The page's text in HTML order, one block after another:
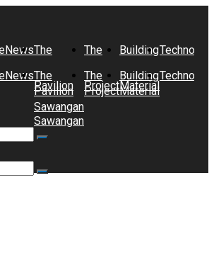
NewsThe
Pavilion
Sawangan
The
Project
Building
Material
NewsThe
Pavilion
Sawangan
The
Project
Building
Material